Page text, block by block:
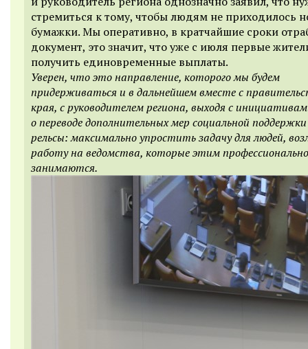
стремиться к тому, чтобы людям не приходилось
бумажки. Мы оперативно, в кратчайшие сроки
документ, это значит, что уже с июля первые
получить единовременные выплаты.
Уверен, что это направление, которого мы будем
придерживаться и в дальнейшем вместе с
края, с руководителем региона, выходя с
о переводе дополнительных мер социальной
рельсы: максимально упростить задачу для людей,
работу на ведомства, которые этим профессионально
занимаются.